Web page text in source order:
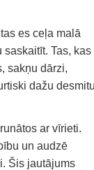
es ceļa malā
Tas, kas
sakņu dārzi,
dažu desmitu
ar vīrieti.
un audzē
Šis jautājums